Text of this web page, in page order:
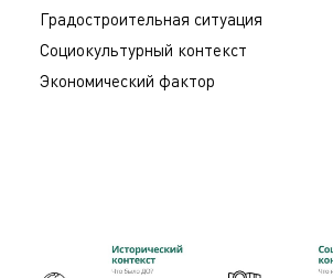
Градостроительная ситуация
Социокультурный контекст
Экономический фактор